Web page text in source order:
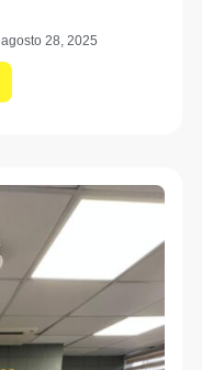
agosto 28, 2025